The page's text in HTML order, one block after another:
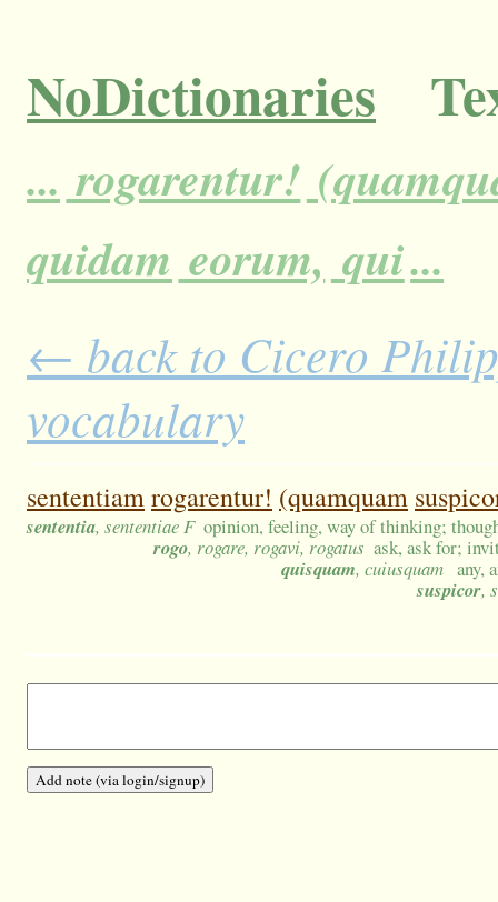
NoDictionaries
... rogarentur!
quidam eorum, qui...
← back to Cicero
vocabulary
sententiamrogarentur! (quamquam
sententia, sententiae F opinion, feeling, way of thinking;
rogo, rogare, rogavi, rogatus ask, ask for;
quisquam, cuiusquam any,
suspicor,